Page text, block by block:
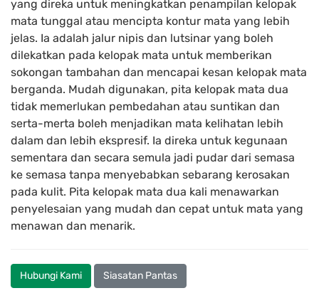
yang direka untuk meningkatkan penampilan kelopak
mata tunggal atau mencipta kontur mata yang lebih
jelas. Ia adalah jalur nipis dan lutsinar yang boleh
dilekatkan pada kelopak mata untuk memberikan
sokongan tambahan dan mencapai kesan kelopak mata
berganda. Mudah digunakan, pita kelopak mata dua
tidak memerlukan pembedahan atau suntikan dan
serta-merta boleh menjadikan mata kelihatan lebih
dalam dan lebih ekspresif. Ia direka untuk kegunaan
sementara dan secara semula jadi pudar dari semasa
ke semasa tanpa menyebabkan sebarang kerosakan
pada kulit. Pita kelopak mata dua kali menawarkan
penyelesaian yang mudah dan cepat untuk mata yang
menawan dan menarik.
Hubungi Kami Siasatan Pantas